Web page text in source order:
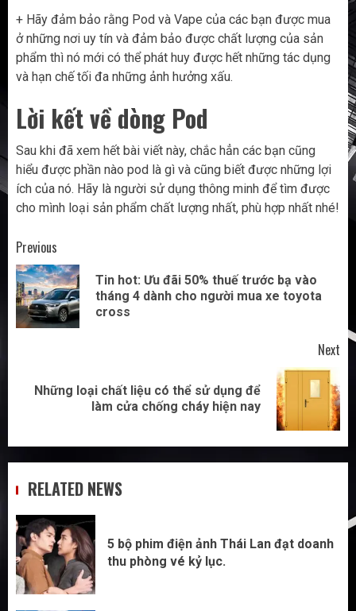
+ Hãy đảm bảo rằng Pod và Vape của các bạn được mua
ở những nơi uy tín và đảm bảo được chất lượng của sản
phẩm thì nó mới có thể phát huy được hết những tác dụng
và hạn chế tối đa những ảnh hưởng xấu.
Lời kết về dòng Pod
Sau khi đã xem hết bài viết này, chắc hẳn các bạn cũng
hiểu được phần nào pod là gì và cũng biết được những lợi
ích của nó. Hãy là người sử dụng thông minh để tìm được
cho mình loại sản phẩm chất lượng nhất, phù hợp nhất nhé!
Post
navigation
Previous
Tin hot: Ưu đãi 50% thuế trước bạ vào
tháng 4 dành cho người mua xe toyota
cross
Next
NextNhững loại chất liệu có thể sử dụng để
làm cửa chống cháy hiện nay
RELATED NEWS
5 bộ phim điện ảnh Thái Lan đạt doanh
thu phòng vé kỷ lục.